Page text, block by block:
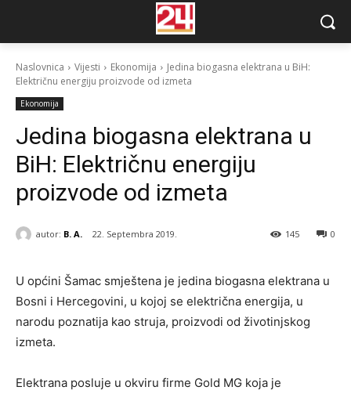
Naslovnica Vijesti Ekonomija
Jedina biogasna elektrana u BiH:
Električnu energiju proizvode od izmeta
Ekonomija
Jedina biogasna elektrana u
BiH: Električnu energiju
proizvode od izmeta
autor: B. A. 22. Septembra 2019. 0
145
U općini Šamac smještena je jedina biogasna elektrana u
Bosni i Hercegovini, u kojoj se električna energija, u
narodu poznatija kao struja, proizvodi od životinjskog
izmeta.
Elektrana posluje u okviru firme Gold MG koja je